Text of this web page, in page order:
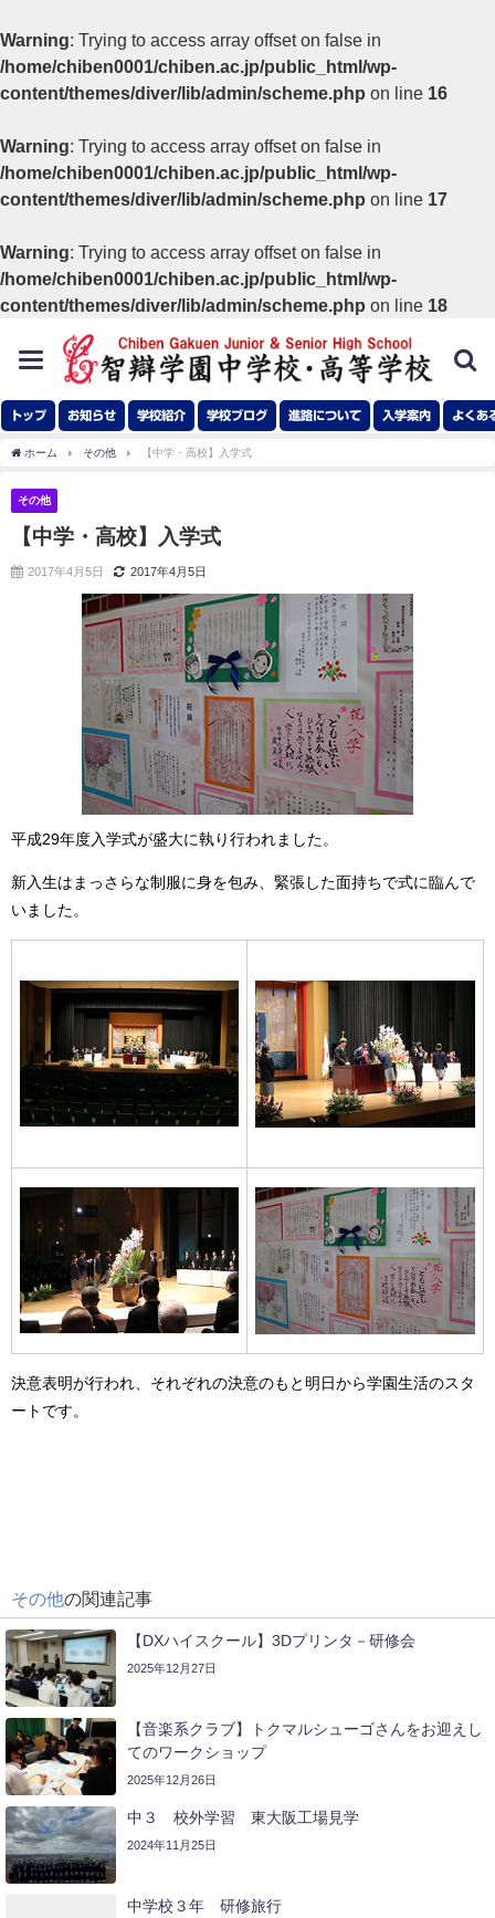
Warning: Trying to access array offset on false in
/home/chiben0001/chiben.ac.jp/public_html/wp-
content/themes/diver/lib/admin/scheme.php on line 16
Warning: Trying to access array offset on false in
/home/chiben0001/chiben.ac.jp/public_html/wp-
content/themes/diver/lib/admin/scheme.php on line 17
Warning: Trying to access array offset on false in
/home/chiben0001/chiben.ac.jp/public_html/wp-
content/themes/diver/lib/admin/scheme.php on line 18
toggle
navigation
トップ お知らせ 学校紹介 学校ブログ 進路について 入学案内 よくあ
ホーム その他 【中学・高校】入学式
その他
【中学・高校】入学式
2017年4月5日 2017年4月5日
平成29年度入学式が盛大に執り行われました。
新入生はまっさらな制服に身を包み、緊張した面持ちで式に臨んで
いました。
決意表明が行われ、それぞれの決意のもと明日から学園生活のスタ
ートです。
その他の関連記事
【DXハイスクール】3Dプリンタ－研修会
2025年12月27日
【音楽系クラブ】トクマルシューゴさんをお迎えし
てのワークショップ
2025年12月26日
中３ 校外学習 東大阪工場見学
2024年11月25日
中学校３年 研修旅行